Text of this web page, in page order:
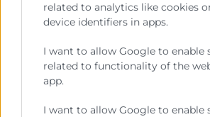
related to analytics like cookies
device identifiers in apps.
I want to allow Google to enable
related to functionality of the
app.
I want to allow Google to enable
Innovació - Màrqueting i Vendes
Inscripció Más info